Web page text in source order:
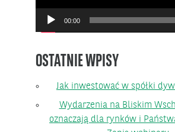
00:00
OSTATNIE WPISY
Jak inwestować w spółki
Wydarzenia na Bliskim
oznaczają dla rynków i